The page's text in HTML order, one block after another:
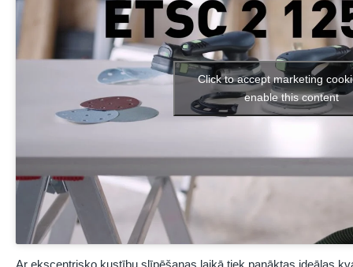
Click to accept marketing
enable this content
Ar ekscentrisko kustību slīpēšanas laikā tiek panāktas ideālas